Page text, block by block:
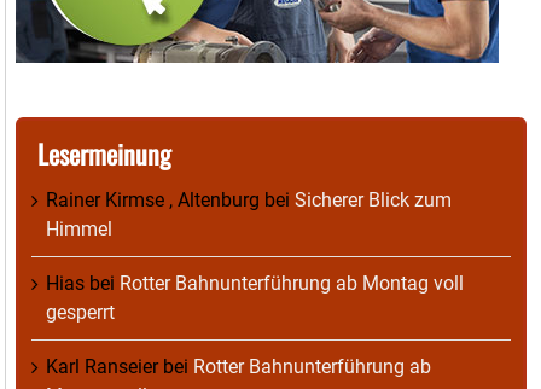
Lesermeinung
Rainer Kirmse , Altenburg bei Sicherer Blick zum
Himmel
Hias bei Rotter Bahnunterführung ab Montag voll
gesperrt
Karl Ranseierbei Rotter Bahnunterführung ab